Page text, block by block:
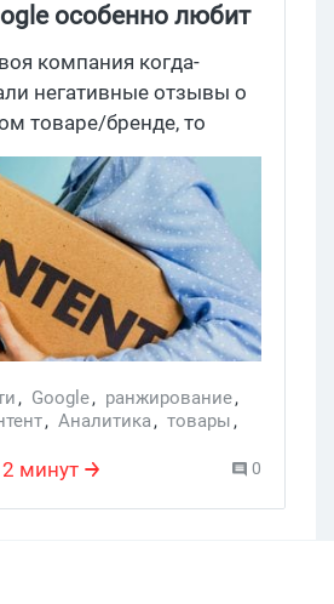
особенно любит
контент
компания когда-
негативные отзывы о
товаре/бренде, то
какого черта
в выдаче так быстро, а
топ-10,
обгоняя раздел «О
и профессиональные
Но на самом деле все
Гоша действительно
вещи и его
их поощряют. Но
мы все объясним.
, Google, ранжирование,
, Аналитика, товары,
,товар
минут 0